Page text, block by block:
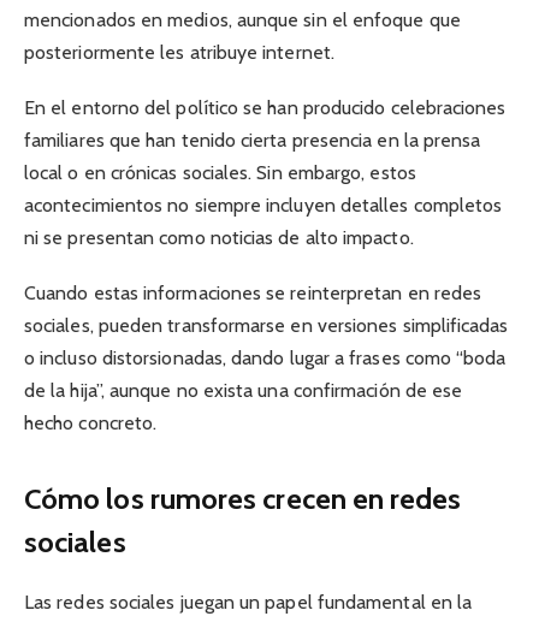
mencionados en medios, aunque sin el enfoque que
posteriormente les atribuye internet.
En el entorno del político se han producido celebraciones
familiares que han tenido cierta presencia en la prensa
local o en crónicas sociales. Sin embargo, estos
acontecimientos no siempre incluyen detalles completos
ni se presentan como noticias de alto impacto.
Cuando estas informaciones se reinterpretan en redes
sociales, pueden transformarse en versiones simplificadas
o incluso distorsionadas, dando lugar a frases como “boda
de la hija”, aunque no exista una confirmación de ese
hecho concreto.
Cómo los rumores crecen en redes
sociales
Las redes sociales juegan un papel fundamental en la